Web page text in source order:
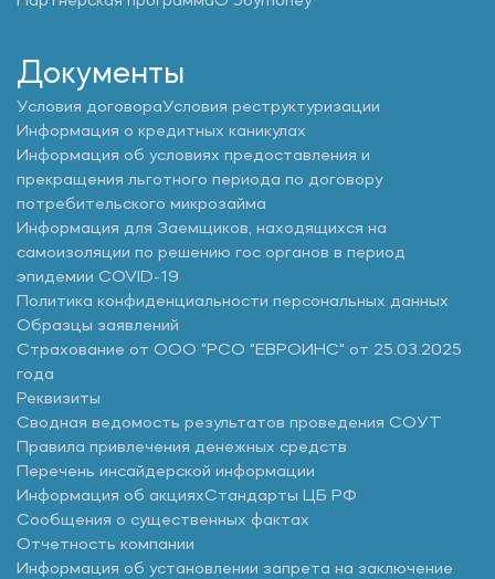
Документы
Условия договораУсловия реструктуризации
Информация о кредитных каникулах
Информация об условиях предоставления и
прекращения льготного периода по договору
потребительского микрозайма
Информация для Заемщиков, находящихся на
самоизоляции по решению гос органов в период
эпидемии COVID-19
Политика конфиденциальности персональных данных
Образцы заявлений
Страхование от ООО "РСО "ЕВРОИНС" от 25.03.2025
года
Реквизиты
Сводная ведомость результатов проведения СОУТ
Правила привлечения денежных средств
Перечень инсайдерской информации
Информация об акцияхСтандарты ЦБ РФ
Сообщения о существенных фактах
Отчетность компании
Информация об установлении запрета на заключение